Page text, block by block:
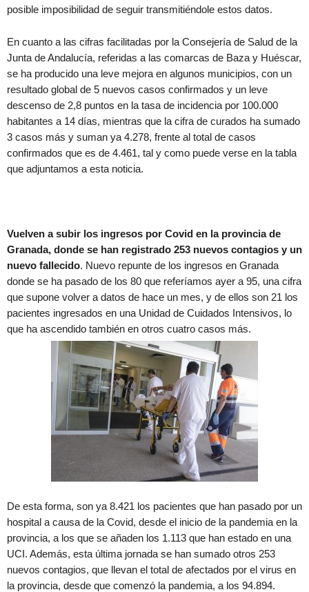
posible imposibilidad de seguir transmitiéndole estos datos.
En cuanto a las cifras facilitadas por la Consejería de Salud de la
Junta de Andalucía, referidas a las comarcas de Baza y Huéscar,
se ha producido una leve mejora en algunos municipios, con un
resultado global de 5 nuevos casos confirmados y un leve
descenso de 2,8 puntos en la tasa de incidencia por 100.000
habitantes a 14 días, mientras que la cifra de curados ha sumado
3 casos más y suman ya 4.278, frente al total de casos
confirmados que es de 4.461, tal y como puede verse en la tabla
que adjuntamos a esta noticia.
Vuelven a subir los ingresos por Covid en la provincia de
Granada, donde se han registrado 253 nuevos contagios y un
nuevo fallecido. Nuevo repunte de los ingresos en Granada
donde se ha pasado de los 80 que referíamos ayer a 95, una cifra
que supone volver a datos de hace un mes, y de ellos son 21 los
pacientes ingresados en una Unidad de Cuidados Intensivos, lo
que ha ascendido también en otros cuatro casos más.
De esta forma, son ya 8.421 los pacientes que han pasado por un
hospital a causa de la Covid, desde el inicio de la pandemia en la
provincia, a los que se añaden los 1.113 que han estado en una
UCI. Además, esta última jornada se han sumado otros 253
nuevos contagios, que llevan el total de afectados por el virus en
la provincia, desde que comenzó la pandemia, a los 94.894.